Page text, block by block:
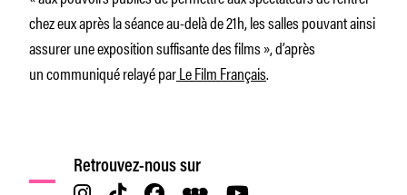
chez eux après la séance au-delà de 21h, les salles pouvant ainsi
assurer une exposition suffisante des films »,d’après
un communiqué relayé parLe Film Français.
Retrouvez-nous sur